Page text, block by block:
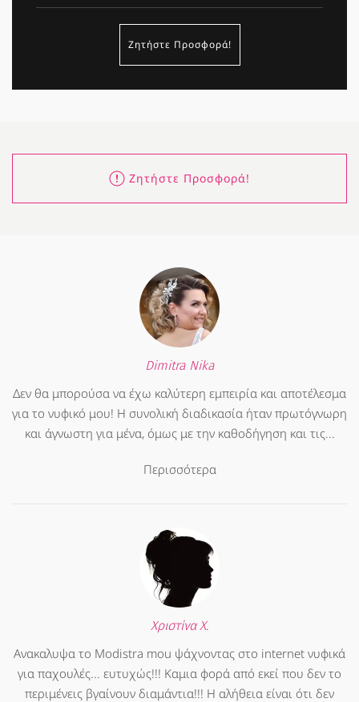
Ζητήστε Προσφορά!
Ζητήστε Προσφορά!
Dimitra Nika
Δεν θα μπορούσα να έχω καλύτερη εμπειρία και αποτέλεσμα
για το νυφικό μου! Η συνολική διαδικασία ήταν πρωτόγνωρη
και άγνωστη για μένα, όμως με την καθοδήγηση και τις...
Περισσότερα
Χριστίνα Χ.
Ανακαλυψα το Modistra mou ψάχνοντας στο internet νυφικά
για παχουλές... ευτυχώς!!! Καμια φορά από εκεί που δεν το
περιμένεις βγαίνουν διαμάντια!!! Η αλήθεια είναι ότι δεν